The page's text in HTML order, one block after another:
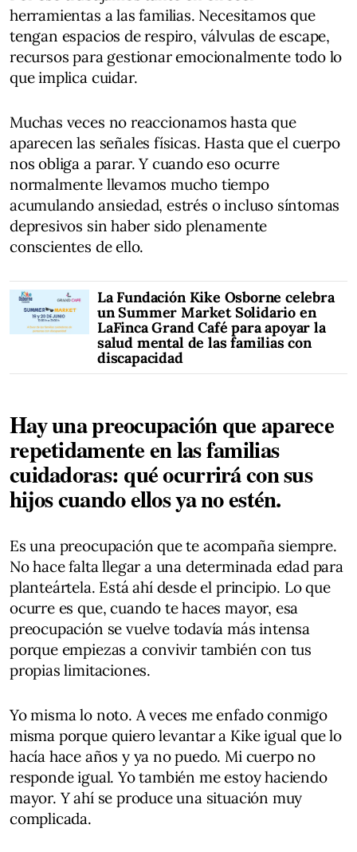
herramientas a las familias. Necesitamos que
tengan espacios de respiro, válvulas de escape,
recursos para gestionar emocionalmente todo lo
que implica cuidar.
Muchas veces no reaccionamos hasta que
aparecen las señales físicas. Hasta que el cuerpo
nos obliga a parar. Y cuando eso ocurre
normalmente llevamos mucho tiempo
acumulando ansiedad, estrés o incluso síntomas
depresivos sin haber sido plenamente
conscientes de ello.
La Fundación Kike Osborne celebra
un Summer Market Solidario en
LaFinca Grand Café para apoyar la
salud mental de las familias con
discapacidad
Hay una preocupación que aparece
repetidamente en las familias
cuidadoras: qué ocurrirá con sus
hijos cuando ellos ya no estén.
Es una preocupación que te acompaña siempre.
No hace falta llegar a una determinada edad para
planteártela. Está ahí desde el principio. Lo que
ocurre es que, cuando te haces mayor, esa
preocupación se vuelve todavía más intensa
porque empiezas a convivir también con tus
propias limitaciones.
Yo misma lo noto. A veces me enfado conmigo
misma porque quiero levantar a Kike igual que lo
hacía hace años y ya no puedo. Mi cuerpo no
responde igual. Yo también me estoy haciendo
mayor. Y ahí se produce una situación muy
complicada.